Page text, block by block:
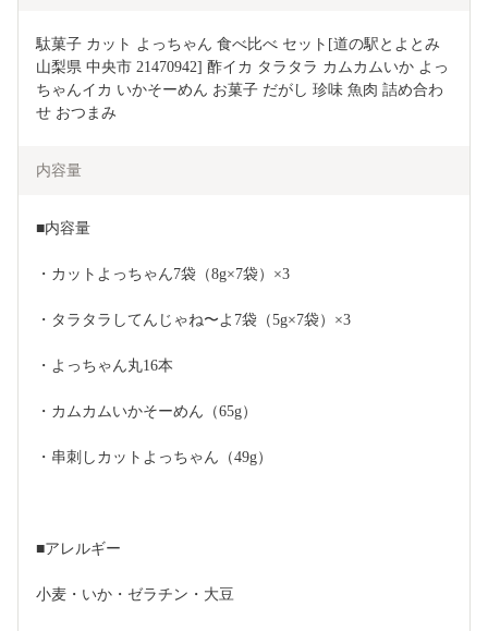
駄菓子 カット よっちゃん 食べ比べ セット[道の駅とよとみ
山梨県 中央市 21470942] 酢イカ タラタラ カムカムいか よっ
ちゃんイカ いかそーめん お菓子 だがし 珍味 魚肉 詰め合わ
せ おつまみ
内容量
■内容量
・カットよっちゃん7袋（8g×7袋）×3
・タラタラしてんじゃね〜よ7袋（5g×7袋）×3
・よっちゃん丸16本
・カムカムいかそーめん（65g）
・串刺しカットよっちゃん（49g）
■アレルギー
小麦・いか・ゼラチン・大豆